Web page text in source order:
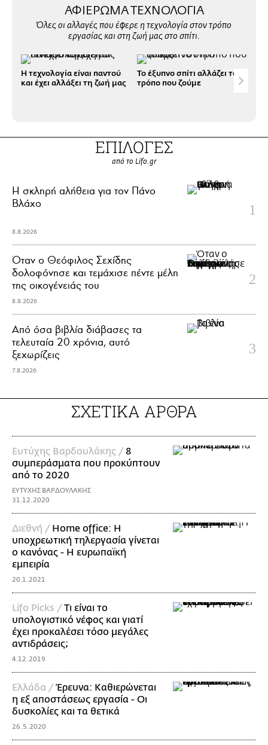
ΑΦΙΕΡΩΜΑ ΤΕΧΝΟΛΟΓΙΑ
Όλες οι αλλαγές που έφερε η τεχνολογία στον τρόπο
εργασίας και στη ζωή μας στο σπίτι.
Η τεχνολογία είναι παντού
και έχει αλλάξει τη ζωή μας
Το έξυπνο σπίτι αλλάζει τον
τρόπο που ζούμε
ΕΠΙΛΟΓΕΣ
από το Lifo.gr
H σκληρή αλήθεια για τον Πάνο
Βλάχο
8.8.2026
Όταν ο Θεόφιλος Σεχίδης
δολοφόνησε και τεμάχισε πέντε μέλη
της οικογένειάς του
8.8.2026
Από όσα βιβλία διάβασες τα
τελευταία 20 χρόνια, αυτό
ξεχωρίζεις
7.8.2026
ΣΧΕΤΙΚΑ ΑΡΘΡΑ
Ευτύχης Βαρδουλάκης / 8
συμπεράσματα που προκύπτουν
από το 2020
ΕΥΤΥΧΗΣ ΒΑΡΔΟΥΛΑΚΗΣ
31.12.2020
Διεθνή / Home office: Η
υποχρεωτική τηλεργασία γίνεται
o κανόνας - Η ευρωπαϊκή
εμπειρία
20.1.2021
Lifo Picks /Τι είναι το
υπολογιστικό νέφος και γιατί
έχει προκαλέσει τόσο μεγάλες
αντιδράσεις;
4.12.2019
Ελλάδα /Έρευνα: Καθιερώνεται
η εξ αποστάσεως εργασία - Οι
δυσκολίες και τα θετικά
26.5.2020